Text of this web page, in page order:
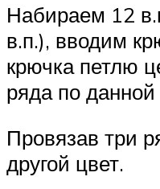
Набираем 12
в.п.), вводим
крючка петлю
ряда по
Провязав три
другой цвет.